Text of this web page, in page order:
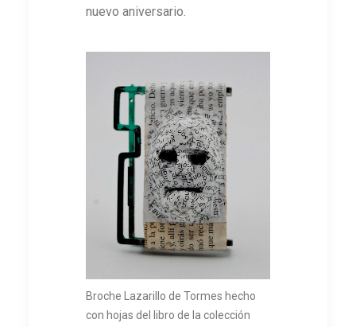
Broche Lazarillo de Tormes hecho
con hojas del libro de la colección
nuevo aniversario.